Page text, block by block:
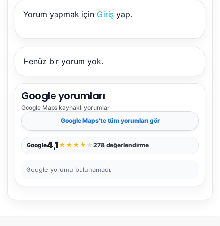
Yorum yapmak için Giriş yap.
Henüz bir yorum yok.
Google yorumları
Google Maps kaynaklı yorumlar
Google Maps’te tüm yorumları gör
Google4,1★★★★ ★ 278 değerlendirme
Google yorumu bulunamadı.
NBY Akıllı Asistan
AI kullanmadan, sitedeki gerçek yerlerle akıllı rota
önerir.
Şehir / ilçe
🧭 Rehber ⭐ Popüler
🚶 Yürüyüş